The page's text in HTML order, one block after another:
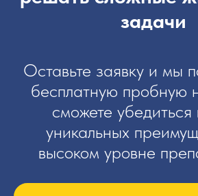
задачи
Оставьте заявку и мы
бесплатную пробную
сможете
уникальных
высоком уровне